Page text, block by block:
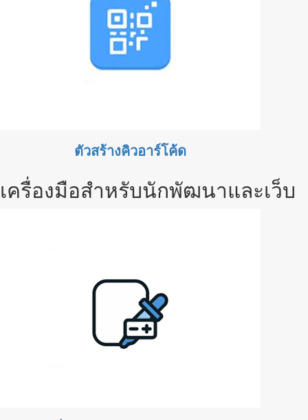
ตัวสร้างคิวอาร์โค้ด
เครื่องมือสำหรับนักพัฒนาและเว็บ